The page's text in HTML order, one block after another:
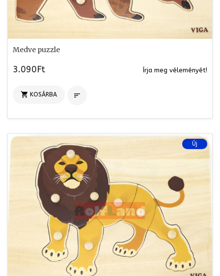
Medve puzzle
3.090Ft Írja meg véleményét!
 KOSÁRBA 
Új